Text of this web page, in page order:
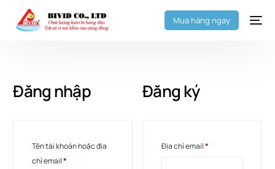
Mua hàng ngay
Đăng nhập
Tên tài khoản hoặc địa
chỉ email*
Đăng ký
Địa chỉ email*